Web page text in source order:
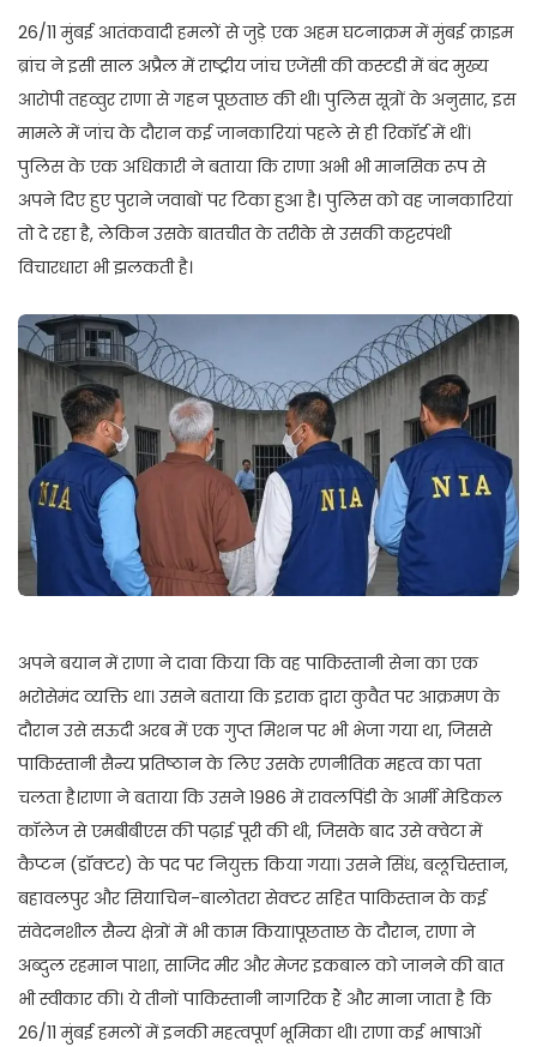
26/11 मुंबई आतंकवादी हमलों से जुड़े एक अहम घटनाक्रम में मुंबई क्राइम
ब्रांच ने इसी साल अप्रैल में राष्ट्रीय जांच एजेंसी की कस्टडी में बंद मुख्य
आरोपी तहव्वुर राणा से गहन पूछताछ की थी। पुलिस सूत्रों के अनुसार, इस
मामले में जांच के दौरान कई जानकारियां पहले से ही रिकॉर्ड में थीं।
पुलिस के एक अधिकारी ने बताया कि राणा अभी भी मानसिक रूप से
अपने दिए हुए पुराने जवाबों पर टिका हुआ है। पुलिस को वह जानकारियां
तो दे रहा है, लेकिन उसके बातचीत के तरीके से उसकी कट्टरपंथी
विचारधारा भी झलकती है।
अपने बयान में राणा ने दावा किया कि वह पाकिस्तानी सेना का एक
भरोसेमंद व्यक्ति था। उसने बताया कि इराक द्वारा कुवैत पर आक्रमण के
दौरान उसे सऊदी अरब में एक गुप्त मिशन पर भी भेजा गया था, जिससे
पाकिस्तानी सैन्य प्रतिष्ठान के लिए उसके रणनीतिक महत्व का पता
चलता है।राणा ने बताया कि उसने 1986 में रावलपिंडी के आर्मी मेडिकल
कॉलेज से एमबीबीएस की पढ़ाई पूरी की थी, जिसके बाद उसे क्वेटा में
कैप्टन (डॉक्टर) के पद पर नियुक्त किया गया। उसने सिंध, बलूचिस्तान,
बहावलपुर और सियाचिन-बालोतरा सेक्टर सहित पाकिस्तान के कई
संवेदनशील सैन्य क्षेत्रों में भी काम किया।पूछताछ के दौरान, राणा ने
अब्दुल रहमान पाशा, साजिद मीर और मेजर इकबाल को जानने की बात
भी स्वीकार की। ये तीनों पाकिस्तानी नागरिक हैं और माना जाता है कि
26/11 मुंबई हमलों में इनकी महत्वपूर्ण भूमिका थी। राणा कई भाषाओं